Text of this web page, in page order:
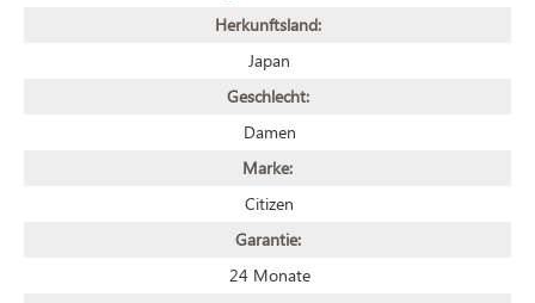
Herkunftsland:
Japan
Geschlecht:
Damen
Marke:
Citizen
Garantie:
24 Monate